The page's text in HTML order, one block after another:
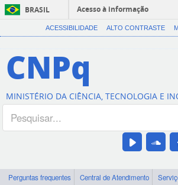
BRASIL
Acesso à informação
ACESSIBILIDADE ALTO CONTRASTE
CNPq
MINISTÉRIO DA CIÊNCIA, TECNOLOGIA E
Perguntas frequentes Central de Atendimento